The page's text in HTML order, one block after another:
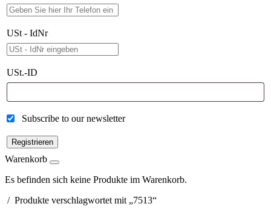
USt - IdNr
USt.-ID
Subscribe to our newsletter
Registrieren
Warenkorb
Es befinden sich keine Produkte im Warenkorb.
/ Produkte verschlagwortet mit „7513“